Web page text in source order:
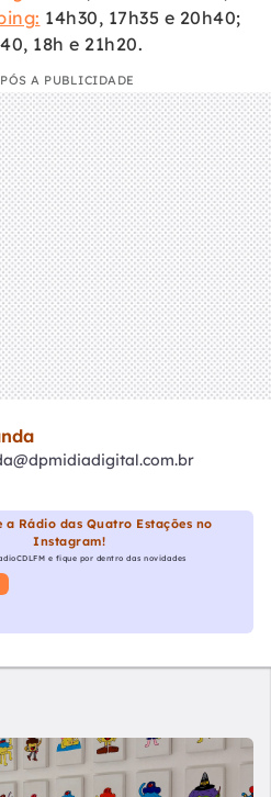
14h30, 17h35 e 20h40;
18h e 21h20.
A PUBLICIDADE
a Rádio das Quatro Estações no
Instagram!
e fique por dentro das novidades